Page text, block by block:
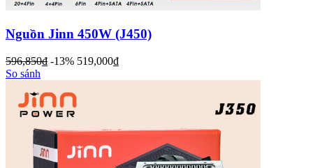
Nguồn Jinn 450W (J450)
596,850đ -13% 519,000đ
So sánh